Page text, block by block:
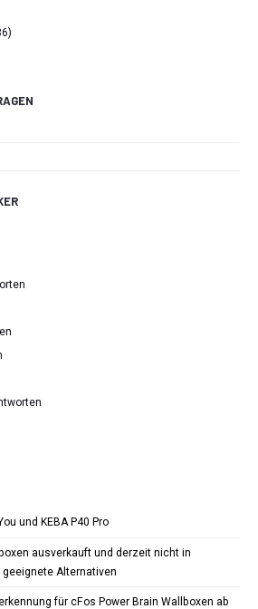
und KEBA P40 Pro
ausverkauft und derzeit nicht in
Alternativen
für cFos Power Brain Wallboxen ab